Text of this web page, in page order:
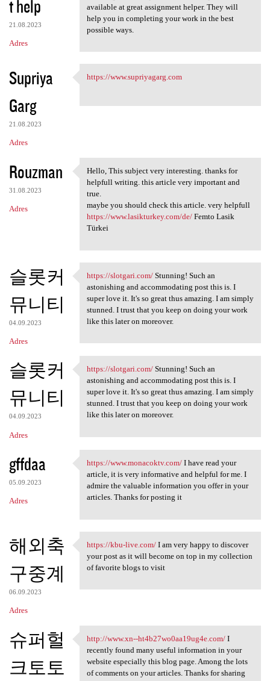
t help
21.08.2023
Adres
available at great assignment helper. They will
help you in completing your work in the best
possible ways.
Supriya
Garg
21.08.2023
Adres
https://www.supriyagarg.com
https://www.supriyagarg.com
Rouzman
31.08.2023
Adres
Hello, This subject very
Hello, This subject very interesting. thanks for
helpfull writing. this article very important and
true.
maybe you should check this article. very helpfull
https://www.lasikturkey.com/de/Femto Lasik
Türkei
슬롯커
뮤니티
04.09.2023
Adres
https://slotgari.com/
https://slotgari.com/Stunning! Such an
astonishing and accommodating post this is. I
super love it. It's so great thus amazing. I am simply
stunned. I trust that you keep on doing your work
like this later on moreover.
슬롯커
뮤니티
04.09.2023
Adres
https://slotgari.com/
https://slotgari.com/Stunning! Such an
astonishing and accommodating post this is. I
super love it. It's so great thus amazing. I am simply
stunned. I trust that you keep on doing your work
like this later on moreover.
gffdaa
05.09.2023
Adres
https://www.monacoktv.com/ I
https://www.monacoktv.com/I have read your
article, it is very informative and helpful for me. I
admire the valuable information you offer in your
articles. Thanks for posting it
해외축
구중계
06.09.2023
Adres
https://kbu-live.com/ I am
https://kbu-live.com/I am very happy to discover
your post as it will become on top in my collection
of favorite blogs to visit
슈퍼헐
크토토
http://www.xn-
http://www.xn--ht4b27wo0aa19ug4e.com/I
recently found many useful information in your
website especially this blog page. Among the lots
of comments on your articles. Thanks for sharing